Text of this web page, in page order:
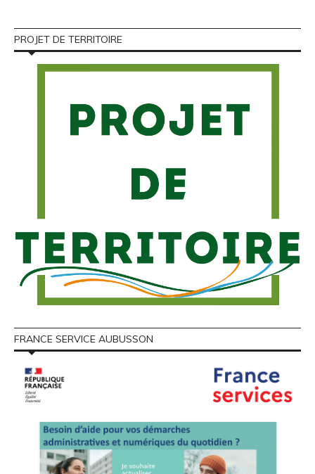
PROJET DE TERRITOIRE
FRANCE SERVICE AUBUSSON